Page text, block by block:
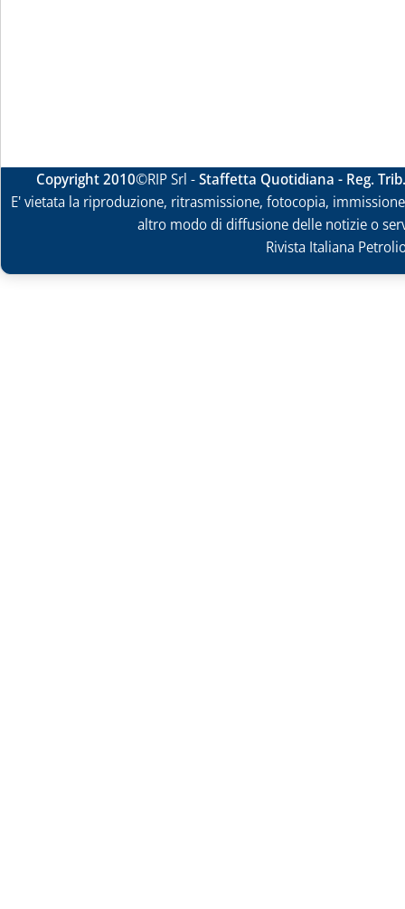
Copyright 2010©RIP Srl -Staffetta Quotidiana - Reg.
E' vietata la riproduzione, ritrasmissione, fotocopia,
altro modo di diffusione delle notizie o
Rivista Italiana